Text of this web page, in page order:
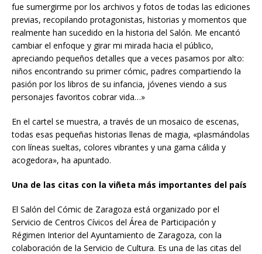
fue sumergirme por los archivos y fotos de todas las ediciones
previas, recopilando protagonistas, historias y momentos que
realmente han sucedido en la historia del Salón. Me encantó
cambiar el enfoque y girar mi mirada hacia el público,
apreciando pequeños detalles que a veces pasamos por alto:
niños encontrando su primer cómic, padres compartiendo la
pasión por los libros de su infancia, jóvenes viendo a sus
personajes favoritos cobrar vida…»
En el cartel se muestra, a través de un mosaico de escenas,
todas esas pequeñas historias llenas de magia, «plasmándolas
con líneas sueltas, colores vibrantes y una gama cálida y
acogedora», ha apuntado.
Una de las citas con la viñeta más importantes del país
El Salón del Cómic de Zaragoza está organizado por el
Servicio de Centros Cívicos del Área de Participación y
Régimen Interior del Ayuntamiento de Zaragoza, con la
colaboración de la Servicio de Cultura. Es una de las citas del